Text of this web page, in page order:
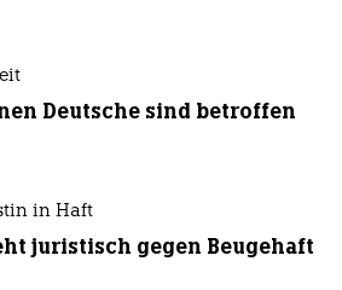
Deutsche sind betroffen
in Haft
juristisch gegen Beugehaft